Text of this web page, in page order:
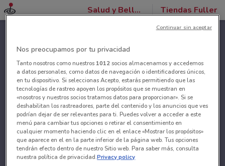
Salud y Belleza Tiendas Fuller
Nos preocupamos por tu privacidad
Tanto nosotros como nuestros 1012socios almacenamos y accedemos
a datos personales, como datos de navegación o identificadores únicos,
en tu dispositivo. Si seleccionas Acepto, estarás permitiendo que las
tecnologías de rastreo apoyen los propósitos que se muestran en
«nosotros y nuestros socios tratamos datos para proporcionar». Si se
deshabilitan los rastreadores, parte del contenido y los anuncios que ves
podrían dejar de ser relevantes para ti. Puedes volver a acceder a este
menú para cambiar tus opciones o retirar el consentimiento en
cualquier momento haciendo clic en el enlace «Mostrar los propósitos»
que aparece en el en la parte inferior de la página web. Tus opciones
tendrán efecto dentro de nuestro Sitio web. Para saber más, consulta
nuestra política de privacidad.Privacy policy
Continuar sin aceptar